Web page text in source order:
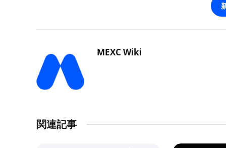
MEXC Wiki
関連記事